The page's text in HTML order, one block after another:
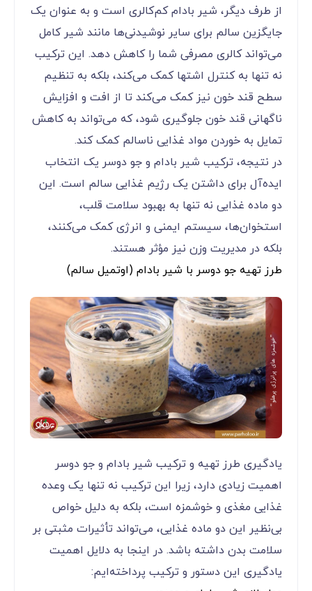
از طرف دیگر، شیر بادام کم‌کالری است و به عنوان یک
جایگزین سالم برای سایر نوشیدنی‌ها مانند شیر کامل
می‌تواند کالری مصرفی شما را کاهش دهد. این ترکیب
نه تنها به کنترل اشتها کمک می‌کند، بلکه به تنظیم
سطح قند خون نیز کمک می‌کند تا از افت و افزایش
ناگهانی قند خون جلوگیری شود، که می‌تواند به کاهش
تمایل به خوردن مواد غذایی ناسالم کمک کند.
در نتیجه، ترکیب شیر بادام و جو دوسر یک انتخاب
ایده‌آل برای داشتن یک رژیم غذایی سالم است. این
دو ماده غذایی نه تنها به بهبود سلامت قلب،
استخوان‌ها، سیستم ایمنی و انرژی کمک می‌کنند،
بلکه در مدیریت وزن نیز مؤثر هستند.
طرز تهیه جو دوسر با شیر بادام (اوتمیل سالم)
یادگیری طرز تهیه و ترکیب شیر بادام و جو دوسر
اهمیت زیادی دارد، زیرا این ترکیب نه تنها یک وعده
غذایی مغذی و خوشمزه است، بلکه به دلیل خواص
بی‌نظیر این دو ماده غذایی، می‌تواند تأثیرات مثبتی بر
سلامت بدن داشته باشد. در اینجا به دلایل اهمیت
یادگیری این دستور و ترکیب پرداخته‌ایم: